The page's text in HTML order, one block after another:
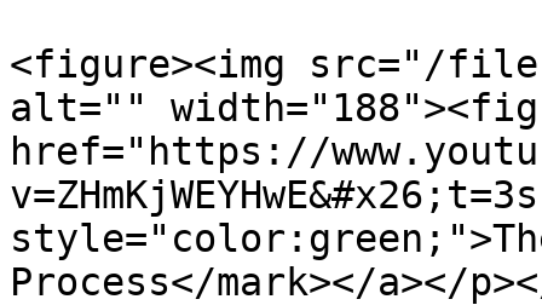
<figure><img src="/files/
alt=""
href="https://
Process</mark></a></